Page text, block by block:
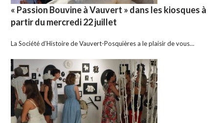
« Passion Bouvine à Vauvert » dans les kiosques à
partir du mercredi 22 juillet
La Société d’Histoire de Vauvert-Posquières a le plaisir de vous…